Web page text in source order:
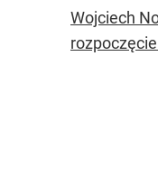
Wojciech